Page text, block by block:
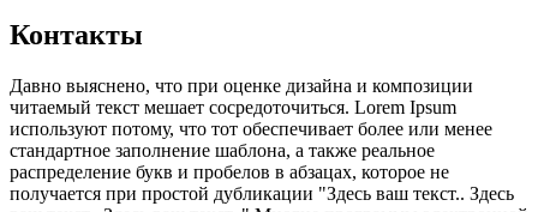
Контакты
Давно выяснено, что при оценке дизайна и композиции
читаемый текст мешает сосредоточиться. Lorem Ipsum
используют потому, что тот обеспечивает более или менее
стандартное заполнение шаблона, а также реальное
распределение букв и пробелов в абзацах, которое не
получается при простой дубликации "Здесь ваш текст.. Здесь